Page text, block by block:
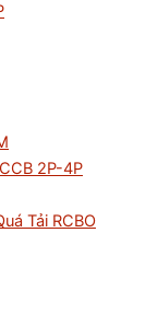
2P-4P
Tải RCBO